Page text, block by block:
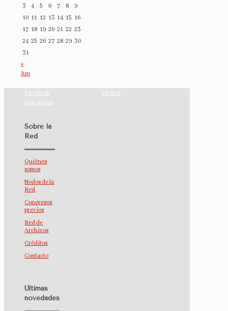
3
4 5 6 7 8
9
10 11 12 13 14 15 16
17 18 19 20 21 22 23
24 25 26 27 28 29 30
31
«
Jun
Facebook
Twitter
Instragram
Sobre la
Red
Quiénes
somos
Nodos de la
Red
Congresos
previos
Red de
Archivos
Créditos
Contacto
Últimas
novedades